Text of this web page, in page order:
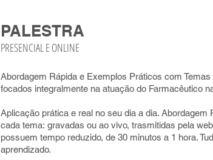
PALESTRA
PRESENCIAL E ONLINE
Abordagem Rápida e Exemplos Práticos com
focados integralmente na atuação do Farmacêutico
Aplicação prática e real no seu dia a dia. Abordagem
cada tema: gravadas ou ao vivo, trasmitidas pela
possuem tempo reduzido, de 30 minutos a 1 hora.
aprendizado.